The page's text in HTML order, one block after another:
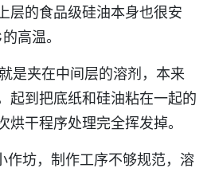
层的食品级硅油本身也很安
高温。
是夹在中间层的溶剂，本来
起到把底纸和硅油粘在一起的
干程序处理完全挥发掉。
作坊，制作工序不够规范，溶